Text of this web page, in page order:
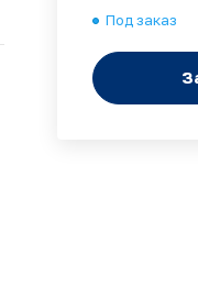
Под заказ